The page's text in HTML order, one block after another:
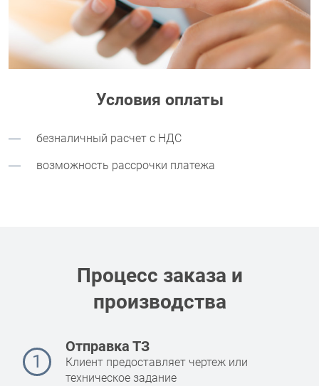
Условия оплаты
безналичный расчет с НДС
возможность рассрочки платежа
Процесс заказа и
производства
1
Отправка ТЗ
Клиент предоставляет чертеж или
техническое задание